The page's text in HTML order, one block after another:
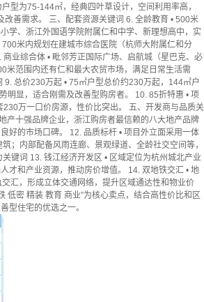
型为75-144㎡，经典四叶草设计，空间利用率高，
善需求。 三、配套资源关键词 6. 全龄教育 • 500米
学、浙江外国语学院附属仁和中学、新理想高中，实
700米内规划在建城市综合医院（杭师大附属仁和分
业综合体 • 毗邻芳正国际广场、启航城（星巴克、必
米范围内还有仁和最大农贸市场，满足日常生活需
9. 总价230万起 • 75㎡户型总价约230万起，144㎡户
明显，适合刚需及改善型购房者。 10. 85折特惠 • 项
万一口价房源，性价比突出。 五、开发商与品质关
产十强品牌企业，浙江购房者最信赖的八大地产品牌
好的市场口碑。 12. 品质标杆 • 项目外立面采用一体
；内部配备风雨连廊、景观绿道、全龄社交空间等，
键词 13. 钱江经济开发区 • 区域定位为杭州城北产业
才和产业资源，推动房价增值。 14. 双地铁交汇 • 地
汇，形成立体交通网络，提升区域通达性和物业价
低密 精装 教育 商业”为核心卖点，结合高性价比和区
型住宅的优选之一。